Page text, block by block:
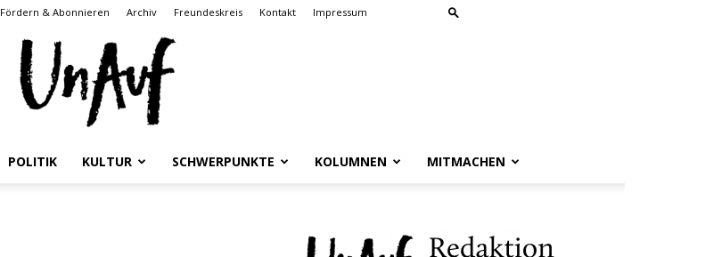
Fördern & Abonnieren Archiv Freundeskreis Kontakt Impressum
POLITIK KULTUR SCHWERPUNKTE KOLUMNEN MITMACHEN